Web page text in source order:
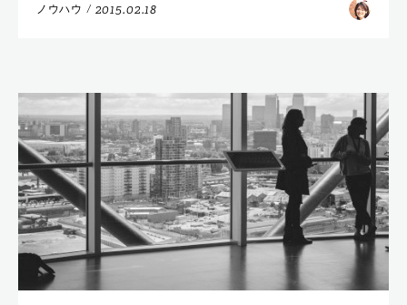
ノウハウ / 2015.02.18